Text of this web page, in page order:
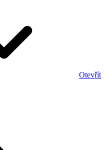
Otevřít